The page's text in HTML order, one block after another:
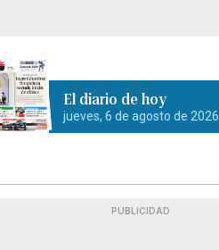
El diario de hoy
jueves, 6 de agosto de 2026
PUBLICIDAD